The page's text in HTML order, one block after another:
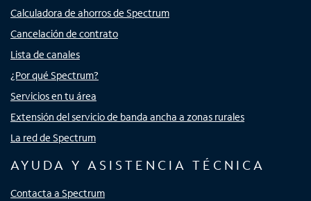
Calculadora de ahorros de Spectrum
Cancelación de contrato
Lista de canales
¿Por qué Spectrum?
Servicios en tu área
Extensión del servicio de banda ancha a zonas rurales
La red de Spectrum
AYUDA Y ASISTENCIA TÉCNICA
Contacta a Spectrum